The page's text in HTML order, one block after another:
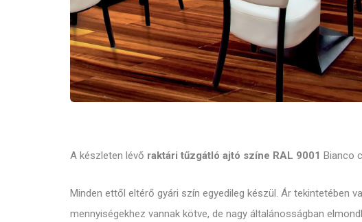
A készleten lévő raktári tűzgátló ajtó színe RAL 9001 Bianco
Minden ettől eltérő gyári szín egyedileg készül. Ár tekintetében
mennyiségekhez vannak kötve, de nagy általánosságban